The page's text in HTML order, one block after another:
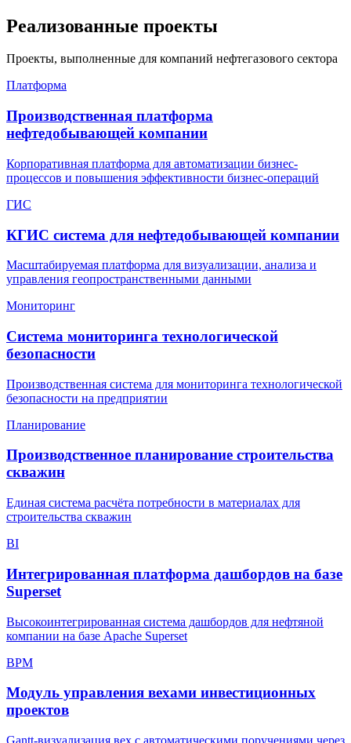
Реализованные проекты
Проекты, выполненные для компаний нефтегазового сектора
Платформа
Производственная платформа
нефтедобывающей компании
Корпоративная платформа для автоматизации бизнес-
процессов и повышения эффективности бизнес-операций
ГИС
КГИС система для нефтедобывающей компании
Масштабируемая платформа для визуализации, анализа и
управления геопространственными данными
Мониторинг
Система мониторинга технологической
безопасности
Производственная система для мониторинга технологической
безопасности на предприятии
Планирование
Производственное планирование строительства
скважин
Единая система расчёта потребности в материалах для
строительства скважин
BI
Интегрированная платформа дашбордов на базе
Superset
Высокоинтегрированная система дашбордов для нефтяной
компании на базе Apache Superset
BPM
Модуль управления вехами инвестиционных
проектов
Gantt-визуализация вех с автоматическими поручениями через